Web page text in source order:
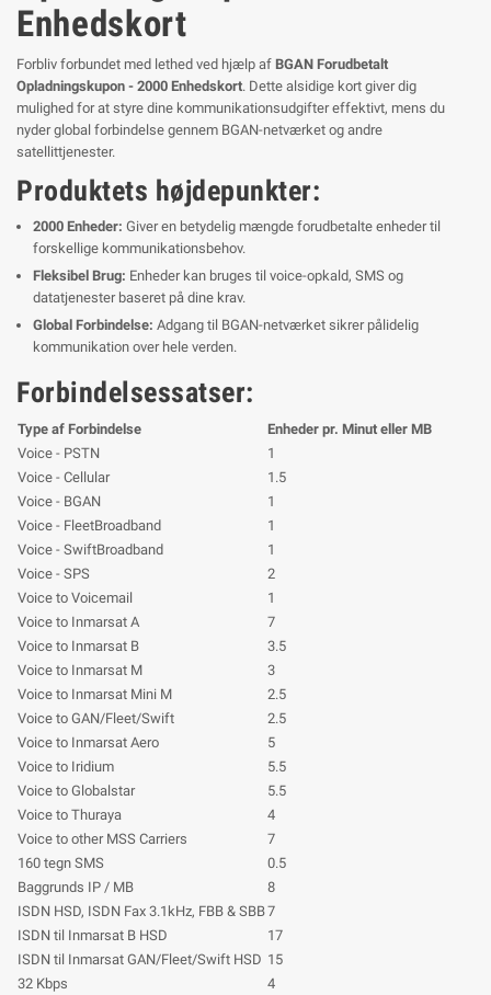
Enhedskort
Forbliv forbundet med lethed ved hjælp af BGAN Forudbetalt
Opladningskupon - 2000 Enhedskort. Dette alsidige kort giver dig
mulighed for at styre dine kommunikationsudgifter effektivt, mens du
nyder global forbindelse gennem BGAN-netværket og andre
satellittjenester.
Produktets højdepunkter:
2000 Enheder: Giver en betydelig mængde forudbetalte enheder til
forskellige kommunikationsbehov.
Fleksibel Brug: Enheder kan bruges til voice-opkald, SMS og
datatjenester baseret på dine krav.
Global Forbindelse: Adgang til BGAN-netværket sikrer pålidelig
kommunikation over hele verden.
Forbindelsessatser:
Type af Forbindelse
Enheder pr. Minut eller MB
Voice - PSTN
1
Voice - Cellular
1.5
Voice - BGAN
1
Voice - FleetBroadband
1
Voice - SwiftBroadband
1
Voice - SPS
2
Voice to Voicemail
1
Voice to Inmarsat A
7
Voice to Inmarsat B
3.5
Voice to Inmarsat M
3
Voice to Inmarsat Mini M
2.5
Voice to GAN/Fleet/Swift
2.5
Voice to Inmarsat Aero
5
Voice to Iridium
5.5
Voice to Globalstar
5.5
Voice to Thuraya
4
Voice to other MSS Carriers
7
160 tegn SMS
0.5
Baggrunds IP / MB
8
ISDN HSD, ISDN Fax 3.1kHz, FBB & SBB7
ISDN til Inmarsat B HSD
17
ISDN til Inmarsat GAN/Fleet/Swift HSD 15
32 Kbps
4